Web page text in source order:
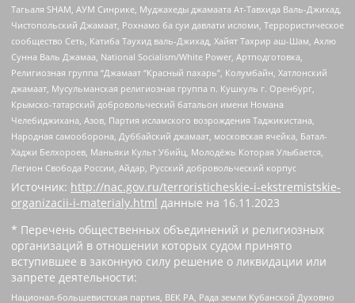
Тагьаля SHAM, АУМ Синрике, Муджахеды джамаата Ат-Тавхида Валь-Джихад,
Чистопольский Джамаат, Рохнамо ба суи давлати исломи, Террористическое
сообщество Сеть, Катиба Таухид валь-Джихад, Хайят Тахрир аш-Шам, Ахлю
Сунна Валь Джамаа, National Socialism/White Power, Артподготовка,
Религиозная группа “Джамаат “Красный пахарь”, Колумбайн, Хатлонский
джамаат, Мусульманская религиозная группа п. Кушкуль г. Оренбург,
Крымско-татарский добровольческий батальон имени Номана
Челебиджихана, Азов, Партия исламского возрождения Таджикистана,
Народная самооборона, Дуббайский джамаат, московская ячейка, Батал-
Хаджи Белхороев, Маньяки Культ Убийц, Молодёжь Которая Улыбается,
Легион Свобода России, Айдар, Русский добровольческий корпус
Источник: http://nac.gov.ru/terroristicheskie-i-ekstremistskie-
organizacii-i-materialy.html данные на 16.11.2023
* Перечень общественных объединений и религиозных
организаций в отношении которых судом принято
вступившее в законную силу решение о ликвидации или
запрете деятельности:
Национал-большевистская партия, ВЕК РА, Рада земли Кубанской Духовно